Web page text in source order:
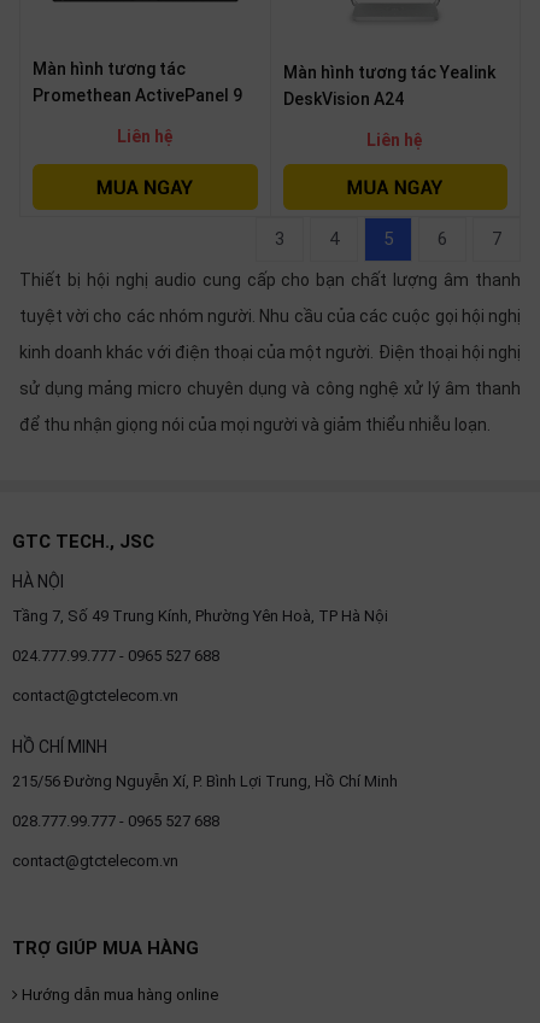
Màn hình tương tác
Promethean ActivePanel 9
Liên hệ
Màn hình tương tác Yealink
DeskVision A24
Liên hệ
3 4 5 6 7
Thiết bị hội nghị audio cung cấp cho bạn chất lượng âm thanh
tuyệt vời cho các nhóm người. Nhu cầu của các cuộc gọi hội nghị
kinh doanh khác với điện thoại của một người. Điện thoại hội nghị
sử dụng mảng micro chuyên dụng và công nghệ xử lý âm thanh
để thu nhận giọng nói của mọi người và giảm thiểu nhiễu loạn.
GTC TECH., JSC
HÀ NỘI
Tầng 7, Số 49 Trung Kính, Phường Yên Hoà, TP Hà Nội
024.777.99.777 - 0965 527 688
contact@gtctelecom.vn
HỒ CHÍ MINH
215/56 Đường Nguyễn Xí, P. Bình Lợi Trung, Hồ Chí Minh
028.777.99.777 - 0965 527 688
contact@gtctelecom.vn
TRỢ GIÚP MUA HÀNG
Hướng dẫn mua hàng online